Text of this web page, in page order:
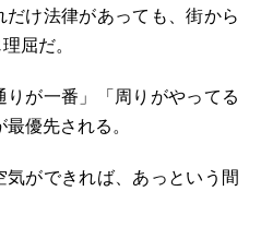
け法律があっても、街から
屈だ。
りが一番」「周りがやってる
優先される。
気ができれば、あっという間